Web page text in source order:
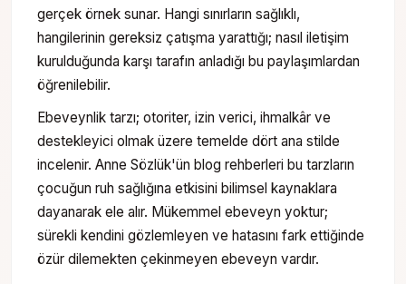
gerçek örnek sunar. Hangi sınırların sağlıklı,
hangilerinin gereksiz çatışma yarattığı; nasıl iletişim
kurulduğunda karşı tarafın anladığı bu paylaşımlardan
öğrenilebilir.
Ebeveynlik tarzı; otoriter, izin verici, ihmalkâr ve
destekleyici olmak üzere temelde dört ana stilde
incelenir. Anne Sözlük'ün blog rehberleri bu tarzların
çocuğun ruh sağlığına etkisini bilimsel kaynaklara
dayanarak ele alır. Mükemmel ebeveyn yoktur;
sürekli kendini gözlemleyen ve hatasını fark ettiğinde
özür dilemekten çekinmeyen ebeveyn vardır.